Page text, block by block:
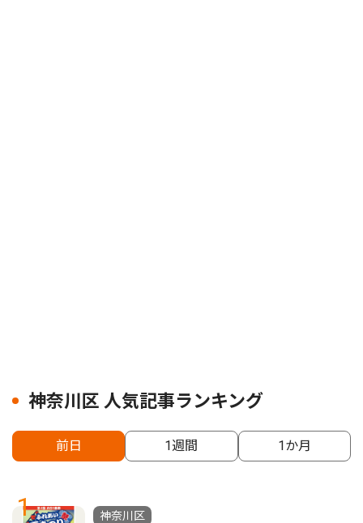
神奈川区 人気記事ランキング
前日 1週間 1か月
1
神奈川区